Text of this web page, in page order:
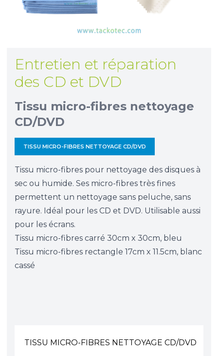
Entretien et réparation
des CD et DVD
Tissu micro-fibres nettoyage
CD/DVD
TISSU MICRO-FIBRES NETTOYAGE CD/DVD
Tissu micro-fibres pour nettoyage des disques à
sec ou humide. Ses micro-fibres très fines
permettent un nettoyage sans peluche, sans
rayure. Idéal pour les CD et DVD. Utilisable aussi
pour les écrans.
Tissu micro-fibres carré 30cm x 30cm, bleu
Tissu micro-fibres rectangle 17cm x 11.5cm, blanc
cassé
TISSU MICRO-FIBRES NETTOYAGE CD/DVD